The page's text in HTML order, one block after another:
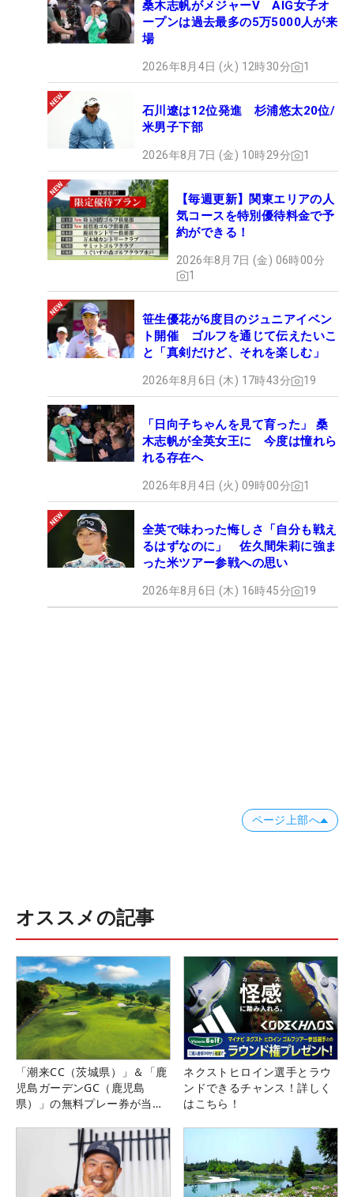
桑木志帆がメジャーV AIG女子オ
ープンは過去最多の5万5000人が来
場
2026年8月4日 (火) 12時30分 1
石川遼は12位発進 杉浦悠太20位/
米男子下部
2026年8月7日 (金) 10時29分 1
【毎週更新】関東エリアの人
気コースを特別優待料金で予
約ができる！
2026年8月7日 (金) 06時00分
1
笹生優花が6度目のジュニアイベン
ト開催 ゴルフを通じて伝えたいこ
と「真剣だけど、それを楽しむ」
2026年8月6日 (木) 17時43分 19
「日向子ちゃんを見て育った」 桑
木志帆が全英女王に 今度は憧れら
れる存在へ
2026年8月4日 (火) 09時00分 1
全英で味わった悔しさ「自分も戦え
るはずなのに」 佐久間朱莉に強ま
った米ツアー参戦への思い
2026年8月6日 (木) 16時45分 19
ページ上部へ
オススメの記事
「潮来CC（茨城県）」＆「鹿
児島ガーデンGC（鹿児島
県）」の無料プレー券が当た
ネクストヒロイン選手とラウ
ンドできるチャンス！詳しく
はこちら！